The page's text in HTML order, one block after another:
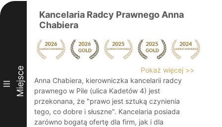
III Miejsce
Kancelaria Radcy Prawnego Anna
Chabiera
Pokaż więcej >>
Anna Chabiera, kierowniczka kancelarii radcy
prawnego w Pile (ulica Kadetów 4) jest
przekonana, że "prawo jest sztuką czynienia
tego, co dobre i słuszne". Kancelaria posiada
zarówno bogatą ofertę dla firm, jak i dla